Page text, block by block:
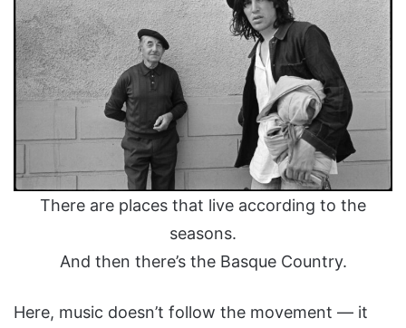
There are places that live according to the
seasons.
And then there’s the Basque Country.
Here, music doesn’t follow the movement — it